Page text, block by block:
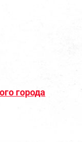
города